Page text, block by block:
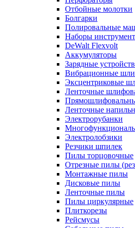
Отбойные молотки
Болгарки
Полировальные
Наборы
DeWalt Flexvolt
Аккумуляторы
Зарядные
Вибрационные
Эксцентриковые
Ленточные
Ленточные
Электрорубанки
Электролобзики
Резчики шпилек
Пилы торцовочные
Отрезные пилы
Монтажные пилы
Дисковые пилы
Ленточные пилы
Пилы циркулярные
Плиткорезы
Рейсмусы